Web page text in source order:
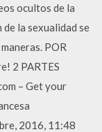
ocultos de la
la sexualidad se
POR
2 PARTES
– Get your
2016, 11:48